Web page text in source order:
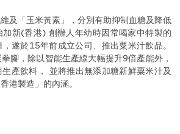
及「玉米黃素」，分別有助抑制血糖及降低
加新(香港) 創辦人年幼時因常喝家中特製的
遂於15年前成立公司、推出粟米汁飲品。
腳，除以智能生產線大幅提升9倍產能外，
產飲料， 並將推出無添加糖新鮮粟米汁及
港製造」的內涵。